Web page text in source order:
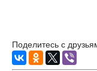
Поделитесь с